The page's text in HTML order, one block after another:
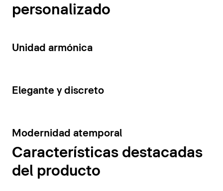
personalizado
14
Unidad armónica
15
Elegante y discreto
10
Modernidad atemporal
Características destacadas
del producto